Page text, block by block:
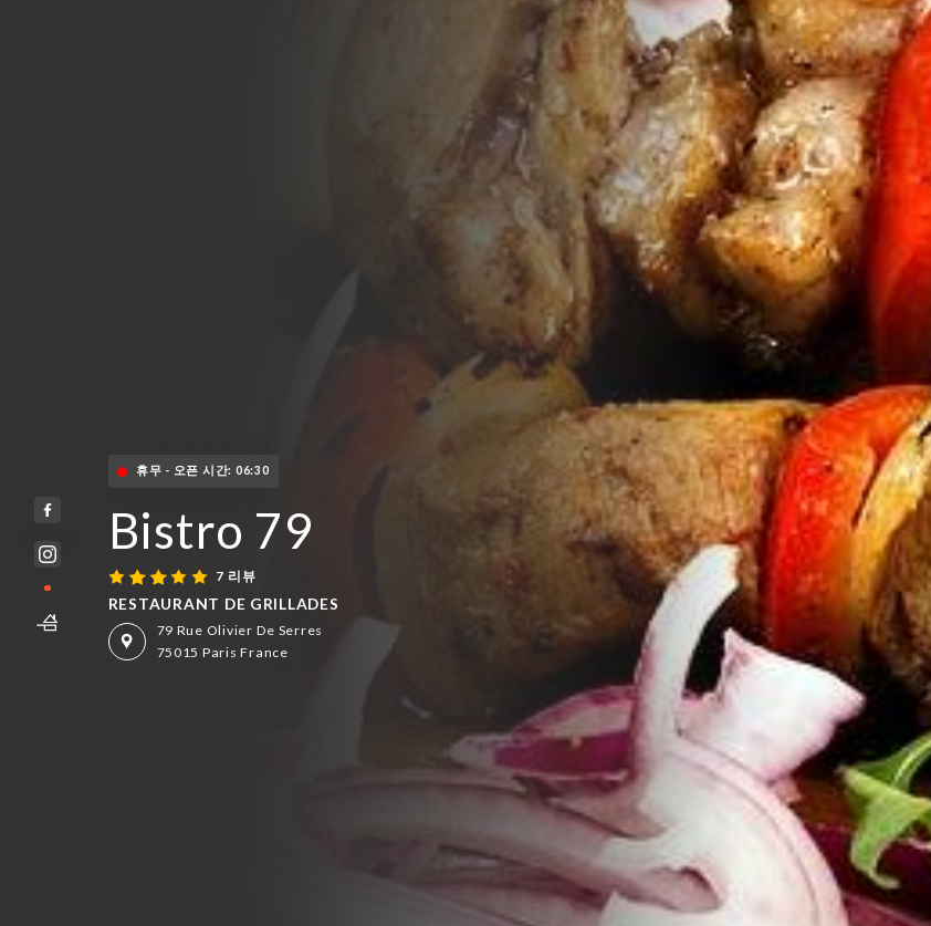
휴무 - 오픈 시간: 06:30
Bistro 79
7 리뷰
RESTAURANT DE GRILLADES
79 Rue Olivier De Serres
75015 Paris France